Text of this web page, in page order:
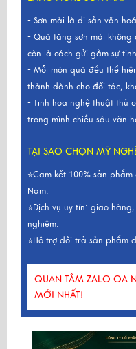
- Sơn mài là di sản văn
- Quà tặng sơn mài không
còn là cách gửi gắm sự
- Mỗi món quà đều thể
thành dành cho đối tác,
- Tinh hoa nghệ thuật thủ
trong mình chiều sâu văn
TẠI SAO CHỌN MỸ
⭐Cam kết 100% sản
Nam.
⭐Dịch vụ uy tín: giao
nghiệm.
⭐Hỗ trợ đổi trả sản phẩm
QUAN TÂM ZALO OA
MỚI NHẤT!